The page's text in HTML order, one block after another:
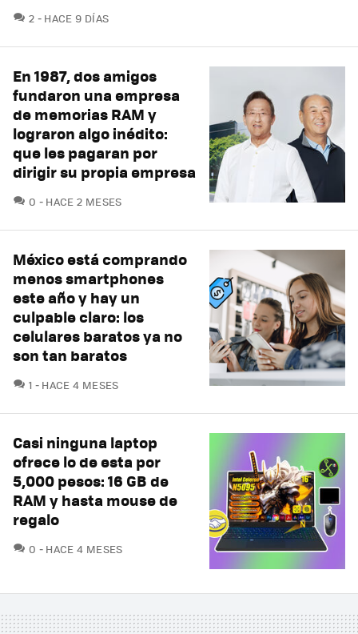
2 COMENTARIOS
HACE 9 DÍAS
En 1987, dos amigos
fundaron una empresa
de memorias RAM y
lograron algo inédito:
que les pagaran por
dirigir su propia empresa
0 COMENTARIOS
HACE 2 MESES
México está comprando
menos smartphones
este año y hay un
culpable claro: los
celulares baratos ya no
son tan baratos
1 COMENTARIOS
HACE 4 MESES
Casi ninguna laptop
ofrece lo de esta por
5,000 pesos: 16 GB de
RAM y hasta mouse de
regalo
0 COMENTARIOS
HACE 4 MESES